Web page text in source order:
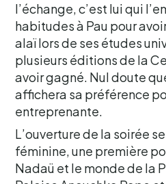
l’échange, c’est lui qui
habitudes à Pau pour
alaï lors de ses études
plusieurs éditions de la
avoir gagné. Nul doute
affichera sa préférence
entreprenante.
L’ouverture de la soirée
féminine, une première
Nadaü et le monde de la